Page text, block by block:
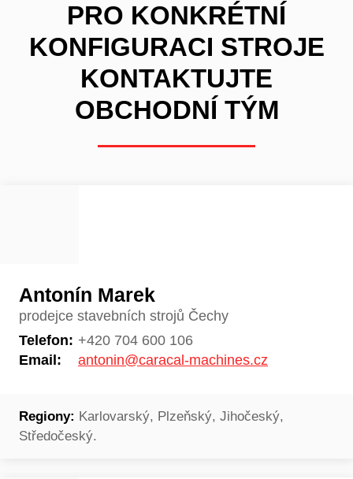
PRO KONKRÉTNÍ
KONFIGURACI STROJE
KONTAKTUJTE
OBCHODNÍ TÝM
Antonín Marek
prodejce stavebních strojů Čechy
Telefon: +420 704 600 106
Email:
antonin@caracal-machines.cz
Regiony: Karlovarský, Plzeňský, Jihočeský,
Středočeský.